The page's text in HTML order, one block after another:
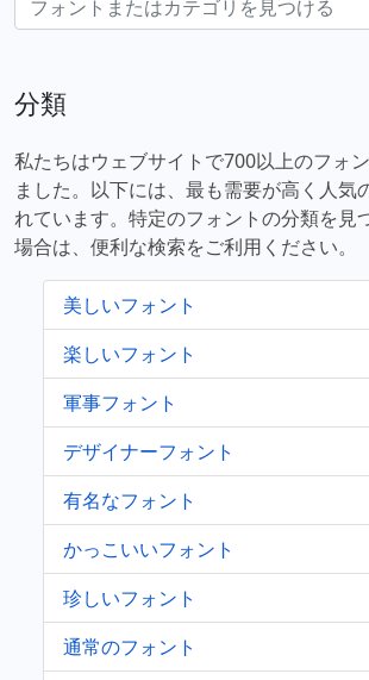
分類
私たちはウェブサイトで700以上のフォ
ました。以下には、最も需要が高く人気
れています。特定のフォントの分類を見
場合は、便利な検索をご利用ください。
美しいフォント
楽しいフォント
軍事フォント
デザイナーフォント
有名なフォント
かっこいいフォント
珍しいフォント
通常のフォント